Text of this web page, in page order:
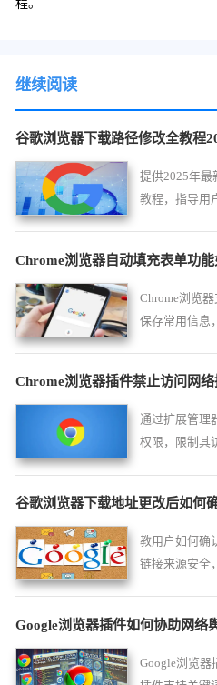
程。
继续阅读
谷歌浏览器下载路径修改全教程
提供2025年最
教程，指导用
Chrome浏览器自动填充表单功能
Chrome浏览
保存常用信息
Chrome浏览器插件禁止访问网
通过扩展管理
权限，限制其
谷歌浏览器下载地址更改后如何
教用户如何确
链接来源安全
Google浏览器插件如何协助网络
Google浏览器